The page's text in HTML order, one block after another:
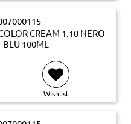
CREAM 1.10 NERO
BLU 100ML
Wishlist